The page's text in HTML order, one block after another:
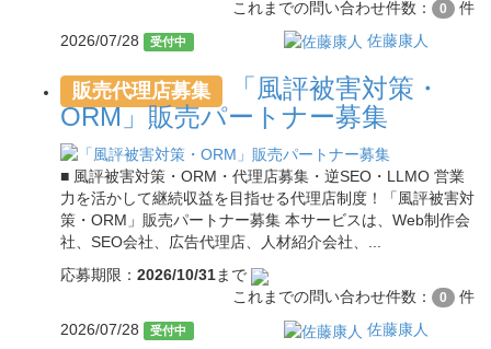
これまでの問い合わせ件数：
0
件
2026/07/28
受付中 佐藤康人
販売代理店募集
「風評被害対策・
ORM」販売パートナー募集
■ 風評被害対策・ORM・代理店募集・逆SEO・LLMO 営業
力を活かして継続収益を目指せる代理店制度！「風評被害対
策・ORM」販売パートナー募集 本サービスは、Web制作会
社、SEO会社、広告代理店、人材紹介会社、...
応募期限： 2026/10/31まで
これまでの問い合わせ件数：
0
件
2026/07/28
受付中 佐藤康人